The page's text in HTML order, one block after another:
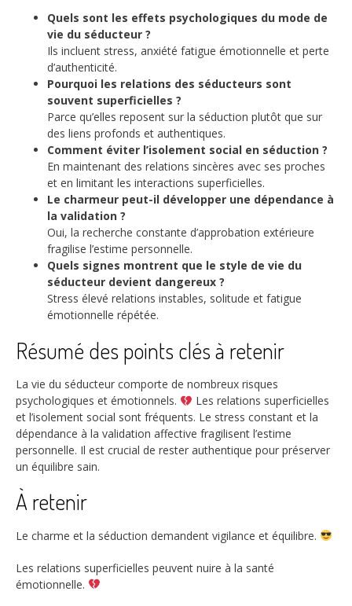
Quels sont les effets psychologiques du mode de
vie du séducteur ?
Ils incluent stress, anxiété fatigue émotionnelle et perte
d’authenticité.
Pourquoi les relations des séducteurs sont
souvent superficielles ?
Parce qu’elles reposent sur la séduction plutôt que sur
des liens profonds et authentiques.
Comment éviter l’isolement social en séduction ?
En maintenant des relations sincères avec ses proches
et en limitant les interactions superficielles.
Le charmeur peut-il développer une dépendance à
la validation ?
Oui, la recherche constante d’approbation extérieure
fragilise l’estime personnelle.
Quels signes montrent que le style de vie du
séducteur devient dangereux ?
Stress élevé relations instables, solitude et fatigue
émotionnelle répétée.
Résumé des points clés à retenir
La vie du séducteur comporte de nombreux risques
psychologiques et émotionnels.
Les relations superficielles
et l’isolement social sont fréquents. Le stress constant et la
dépendance à la validation affective fragilisent l’estime
personnelle. Il est crucial de rester authentique pour préserver
un équilibre sain.
À retenir
Le charme et la séduction demandent vigilance et équilibre.
Les relations superficielles peuvent nuire à la santé
émotionnelle.